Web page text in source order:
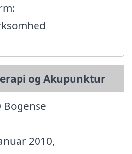
og Akupunktur
Bogense
2010,